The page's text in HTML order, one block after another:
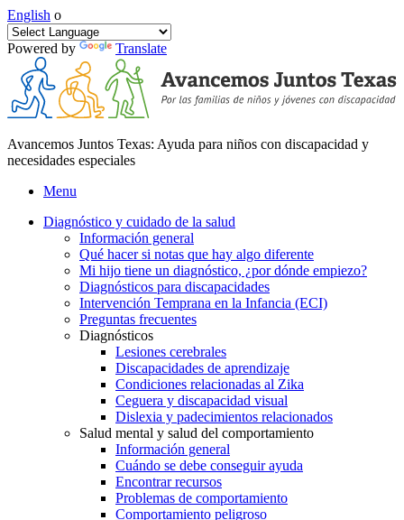
English o
Powered by Translate
Avancemos Juntos Texas: Ayuda para niños con discapacidad y
necesidades especiales
Menu
Diagnóstico y cuidado de la salud
Información general
Qué hacer si notas que hay algo diferente
Mi hijo tiene un diagnóstico, ¿por dónde empiezo?
Diagnósticos para discapacidades
Intervención Temprana en la Infancia (ECI)
Preguntas frecuentes
Diagnósticos
Lesiones cerebrales
Discapacidades de aprendizaje
Condiciones relacionadas al Zika
Ceguera y discapacidad visual
Dislexia y padecimientos relacionados
Salud mental y salud del comportamiento
Información general
Cuándo se debe conseguir ayuda
Encontrar recursos
Problemas de comportamiento
Comportamiento peligroso